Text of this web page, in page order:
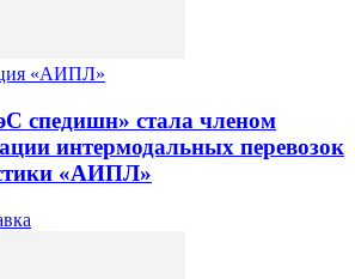
«АИПЛ»
спедишн» стала членом
интермодальных перевозок
«АИПЛ»